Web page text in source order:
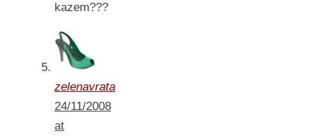
kazem???
zelenavrata
24/11/2008
at